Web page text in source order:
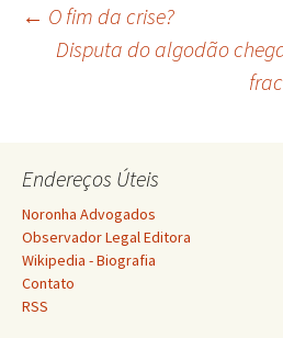
Navegação
posts
← O fim da crise?
Disputa do algodão
Endereços Úteis
Noronha Advogados
Observador Legal Editora
Wikipedia - Biografia
Contato
RSS